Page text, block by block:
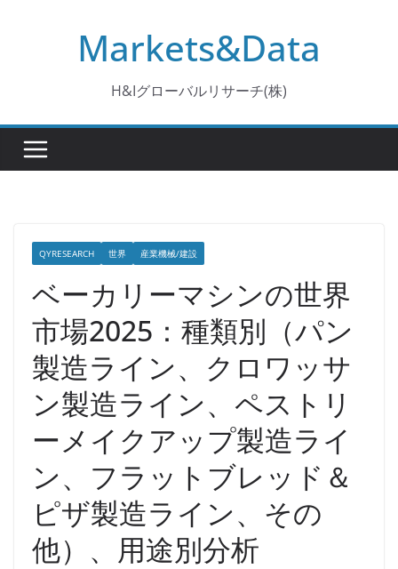
Markets&Data
H&Iグローバルリサーチ(株)
QYRESEARCH 世界 産業機械/建設
ベーカリーマシンの世界
市場2025：種類別（パン
製造ライン、クロワッサ
ン製造ライン、ペストリ
ーメイクアップ製造ライ
ン、フラットブレッド＆
ピザ製造ライン、その
他）、用途別分析